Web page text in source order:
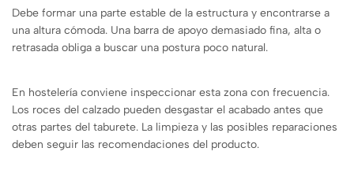
Debe formar una parte estable de la estructura y encontrarse a
una altura cómoda. Una barra de apoyo demasiado fina, alta o
retrasada obliga a buscar una postura poco natural.
En hostelería conviene inspeccionar esta zona con frecuencia.
Los roces del calzado pueden desgastar el acabado antes que
otras partes del taburete. La limpieza y las posibles reparaciones
deben seguir las recomendaciones del producto.